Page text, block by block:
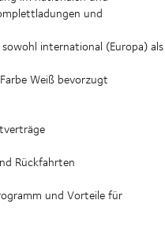
und
international (Europa) als
Weiß bevorzugt
Rückfahrten
und Vorteile für